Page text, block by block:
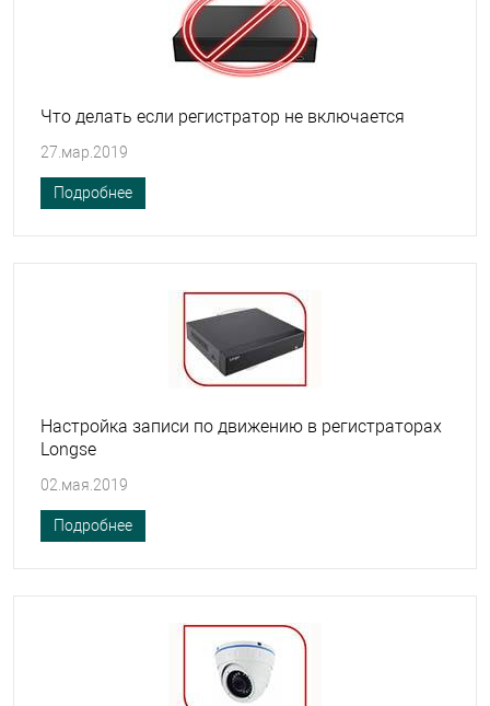
Что делать если регистратор не включается
27.мар.2019
Подробнее
Настройка записи по движению в регистраторах
Longse
02.мая.2019
Подробнее